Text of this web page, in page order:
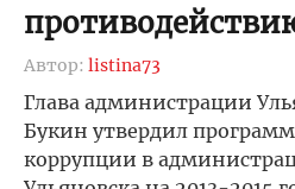
Автор: listina73
Глава администрации
Букин утвердил
коррупции в